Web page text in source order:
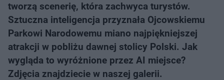
tworzą scenerię, która zachwyca turystów.
Sztuczna inteligencja przyznała Ojcowskiemu
Parkowi Narodowemu miano najpiękniejszej
atrakcji w pobliżu dawnej stolicy Polski. Jak
wygląda to wyróżnione przez AI miejsce?
Zdjęcia znajdziecie w naszej galerii.